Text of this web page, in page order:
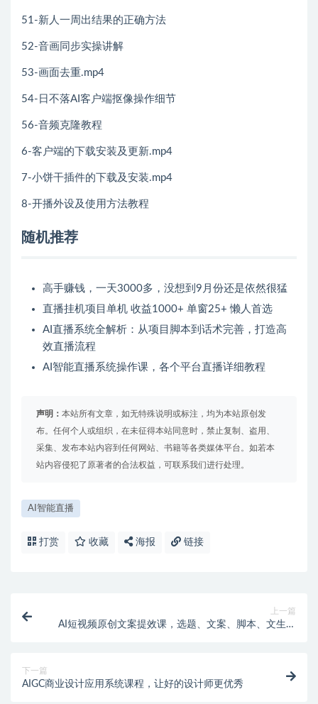
51-新人一周出结果的正确方法
52-音画同步实操讲解
53-画面去重.mp4
54-日不落AI客户端抠像操作细节
56-音频克隆教程
6-客户端的下载安装及更新.mp4
7-小饼干插件的下载及安装.mp4
8-开播外设及使用方法教程
随机推荐
高手赚钱，一天3000多，没想到9月份还是依然很猛
直播挂机项目单机 收益1000+ 单窗25+ 懒人首选
AI直播系统全解析：从项目脚本到话术完善，打造高
效直播流程
AI智能直播系统操作课，各个平台直播详细教程
声明： 本站所有文章，如无特殊说明或标注，均为本站原创发
布。任何个人或组织，在未征得本站同意时，禁止复制、盗用、
采集、发布本站内容到任何网站、书籍等各类媒体平台。如若本
站内容侵犯了原著者的合法权益，可联系我们进行处理。
AI智能直播
打赏 收藏 海报 链接
上一篇
AI短视频原创文案提效课，选题、文案、脚本、文生图
下一篇
AIGC商业设计应用系统课程，让好的设计师更优秀